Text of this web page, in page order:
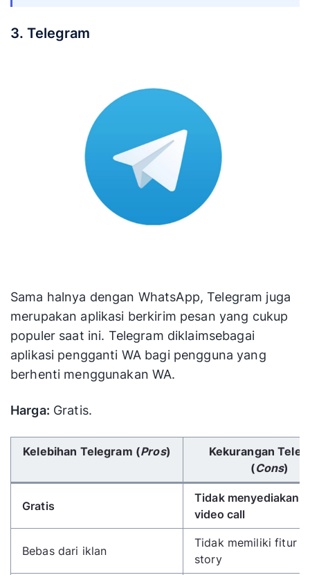
3. Telegram
Sama halnya dengan WhatsApp, Telegram juga
merupakan aplikasi berkirim pesan yang cukup
populer saat ini. Telegram diklaimsebagai
aplikasi pengganti WA bagi pengguna yang
berhenti menggunakan WA.
Harga: Gratis.
Gunakan tombol panah kiri/kanan untuk
Kelebihan Telegram (Pros)
Kekurangan
(Cons)
Gratis
Tidak menyediakan
video call
Bebas dari iklan
Tidak memiliki fitur
story